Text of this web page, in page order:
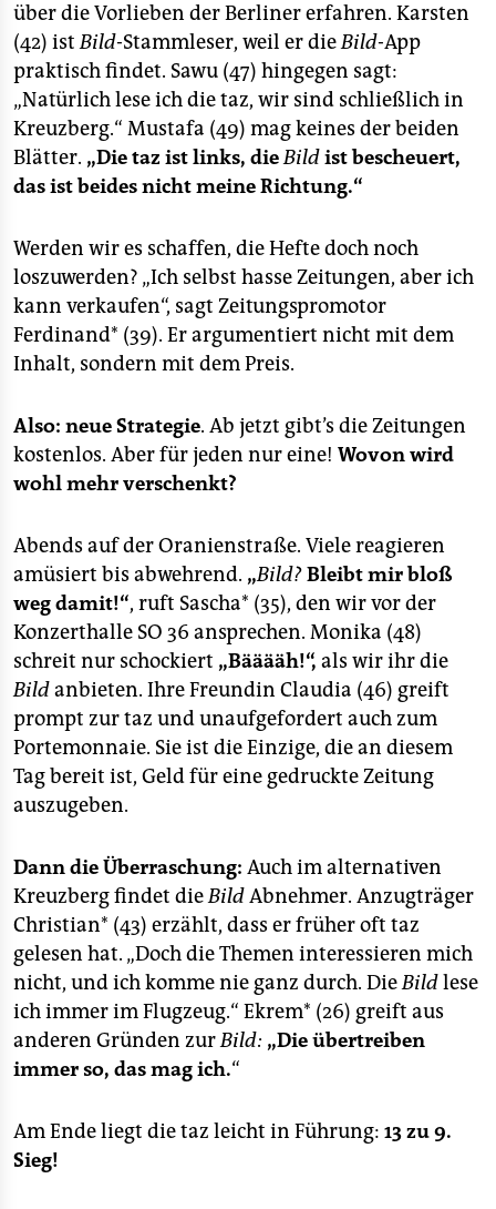
über die Vorlieben der Berliner erfahren. Karsten
(42) istBild-Stammleser, weil er dieBild-App
praktisch findet. Sawu (47) hingegen sagt:
„Natürlich lese ich die taz, wir sind schließlich in
Kreuzberg.“ Mustafa (49) mag keines der beiden
Blätter. „Die taz ist links, dieBildist bescheuert,
das ist beides nicht meine Richtung.“
Werden wir es schaffen, die Hefte doch noch
loszuwerden? „Ich selbst hasse Zeitungen, aber ich
kann verkaufen“, sagt Zeitungspromotor
Ferdinand* (39). Er argumentiert nicht mit dem
Inhalt, sondern mit dem Preis.
Also: neue Strategie. Ab jetzt gibt’s die Zeitungen
kostenlos. Aber für jeden nur eine! Wovon wird
wohl mehr verschenkt?
Abends auf der Oranienstraße. Viele reagieren
amüsiert bis abwehrend. „Bild?Bleibt mir bloß
weg damit!“, ruft Sascha* (35), den wir vor der
Konzerthalle SO 36 ansprechen. Monika (48)
schreit nur schockiert „Bääääh!“, als wir ihr die
Bildanbieten. Ihre Freundin Claudia (46) greift
prompt zur taz und unaufgefordert auch zum
Portemonnaie. Sie ist die Einzige, die an diesem
Tag bereit ist, Geld für eine gedruckte Zeitung
auszugeben.
Dann die Überraschung: Auch im alternativen
Kreuzberg findet dieBildAbnehmer. Anzugträger
Christian* (43) erzählt, dass er früher oft taz
gelesen hat. „Doch die Themen interessieren mich
nicht, und ich komme nie ganz durch. DieBildlese
ich immer im Flugzeug.“ Ekrem* (26) greift aus
anderen Gründen zurBild: „Die übertreiben
immer so, das mag ich.“
Am Ende liegt die taz leicht in Führung: 13 zu 9.
Sieg!